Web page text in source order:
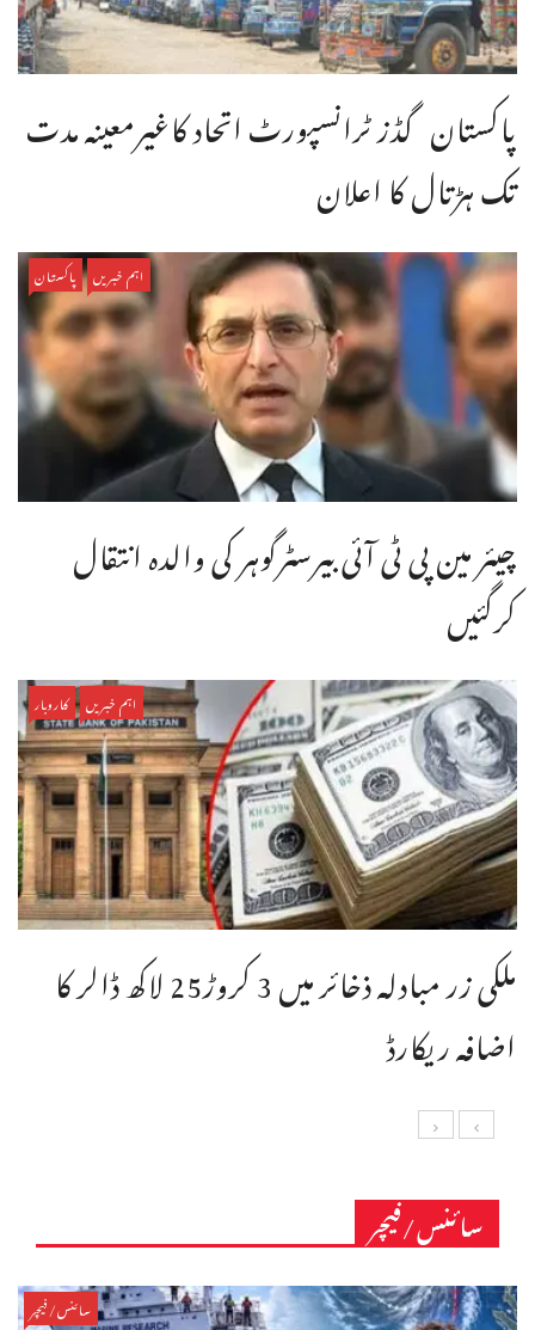
پاکستان گڈز ٹرانسپورٹ اتحاد کاغیرمعینہ مدت
تک ہڑتال کا اعلان
اہم خبریں پاکستان
چیئر مین پی ٹی آئی بیرسٹرگوہر کی والدہ انتقال
کرگئیں
اہم خبریں کاروبار
ملکی زر مبادلہ ذخائر میں 3 کروڑ25 لاکھ ڈالر کا
اضافہ ریکارڈ
سائنس/فیچر
سائنس/فیچر